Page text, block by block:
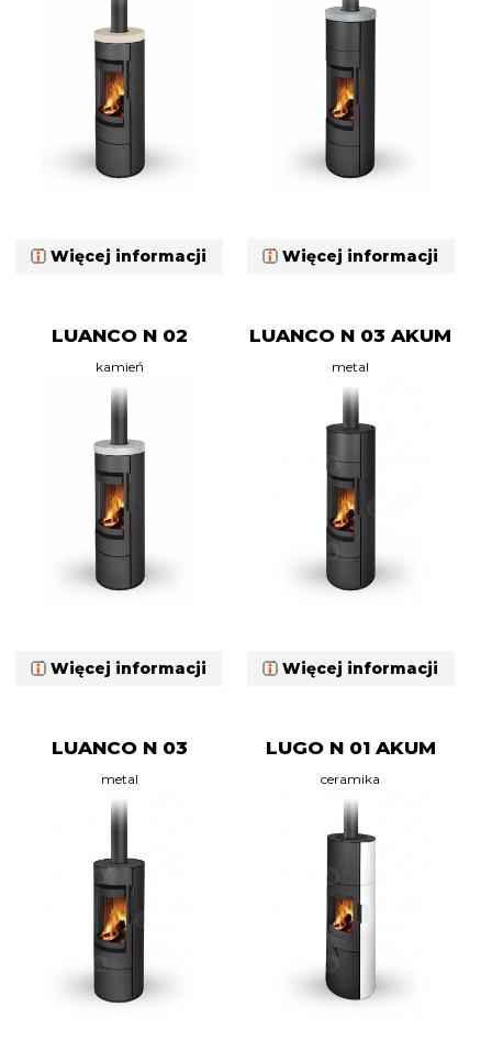
Więcej informacji Więcej informacji
LUANCO N 02
kamień
Więcej informacji
LUANCO N 03 AKUM
metal
Więcej informacji
LUANCO N 03
metal
LUGO N 01 AKUM
ceramika